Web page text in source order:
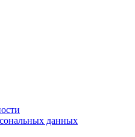
данных